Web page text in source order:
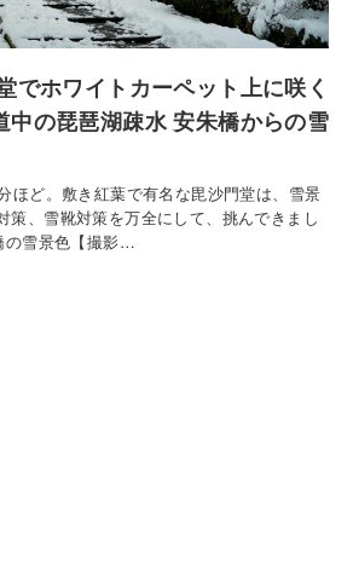
でホワイトカーペット上に咲く
中の琵琶湖疎水 安朱橋からの雪
ほど。敷き紅葉で有名な毘沙門堂は、雪景
策、雪靴対策を万全にして、挑んできまし
の雪景色【撮影…